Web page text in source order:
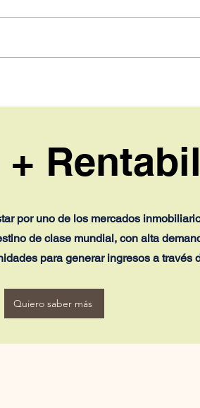
turístico de
por uno de los mercados
de clase mundial, con alta
para generar ingresos a través
Quiero saber más